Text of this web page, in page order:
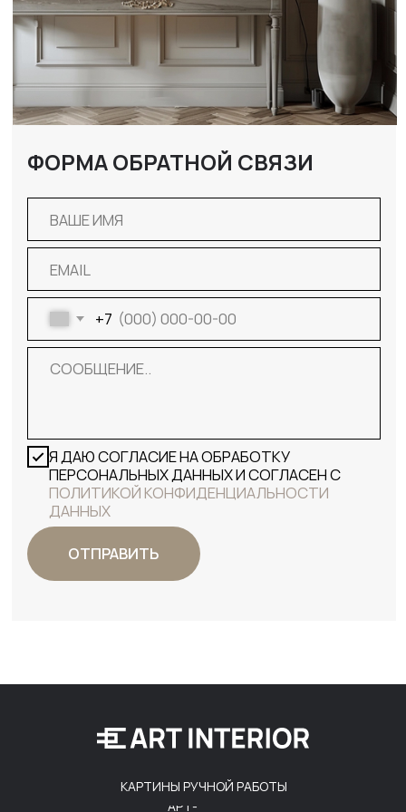
КАРТИНЫ РУЧНОЙ РАБОТЫ
АРТ-